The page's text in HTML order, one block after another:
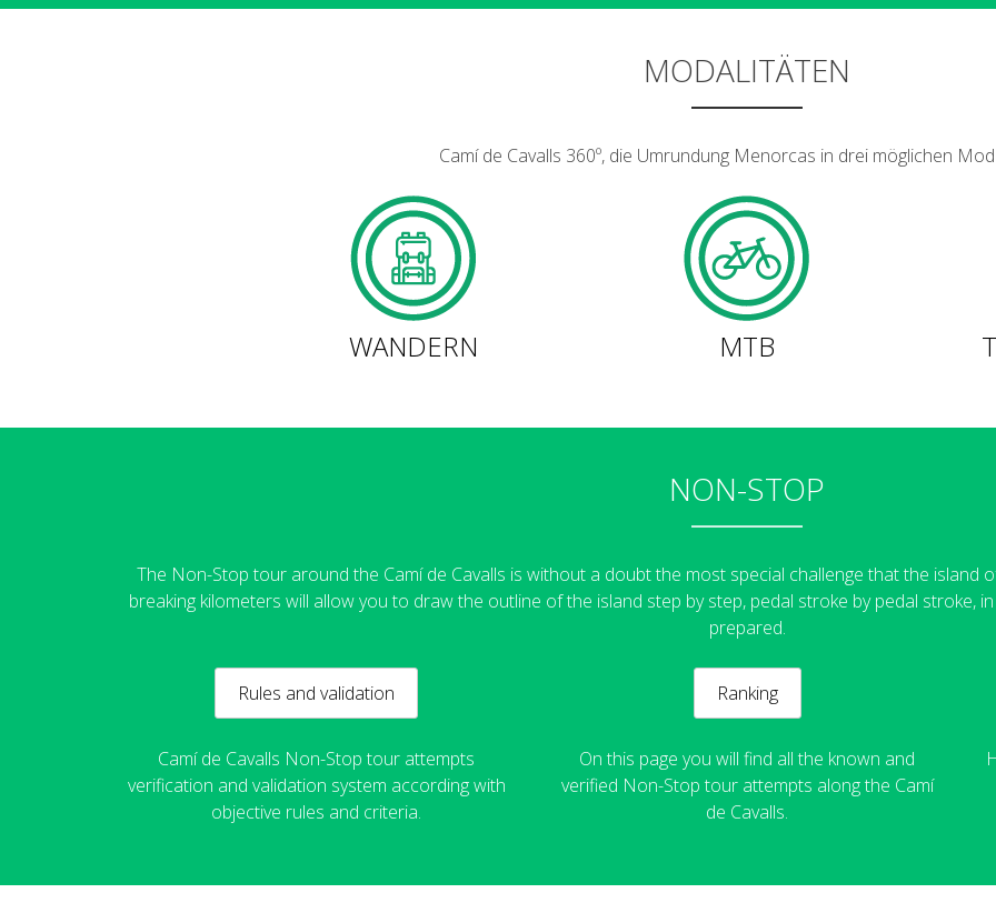
MODALITÄTEN
Camí de Cavalls 360º, die Umrundung Menorcas in drei möglichen
WANDERN MTB
NON-STOP
The Non-Stop tour around the Camí de Cavalls is without a doubt the most special challenge that the island
breaking kilometers will allow you to draw the outline of the island step by step, pedal stroke by pedal stroke,
prepared.
Rules and validation
Camí de Cavalls Non-Stop tour attempts
verification and validation system according with
objective rules and criteria.
Ranking
On this page you will find all the known and
verified Non-Stop tour attempts along the Camí
de Cavalls.